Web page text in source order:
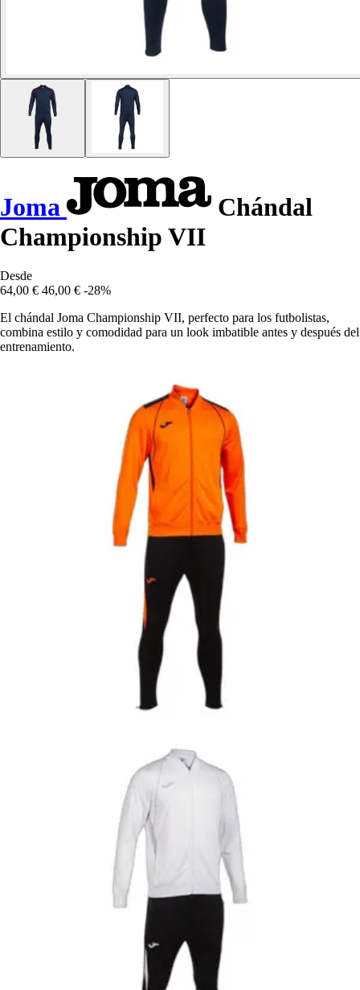
Joma
Chándal
Championship VII
Desde
64,00 € 46,00 € -28%
El chándal Joma Championship VII, perfecto para los futbolistas,
combina estilo y comodidad para un look imbatible antes y después del
entrenamiento.